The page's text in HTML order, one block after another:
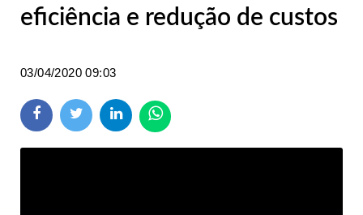
eficiência e redução de custos
03/04/2020 09:03